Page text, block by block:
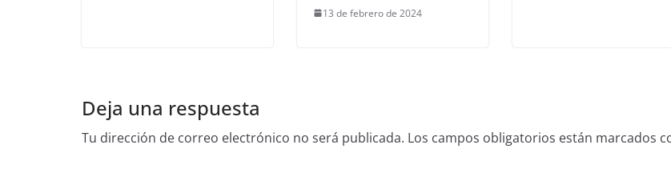
13 de febrero de 2024
Deja una respuesta
Tu dirección de correo electrónico no será publicada. Los campos obligatorios están marcados